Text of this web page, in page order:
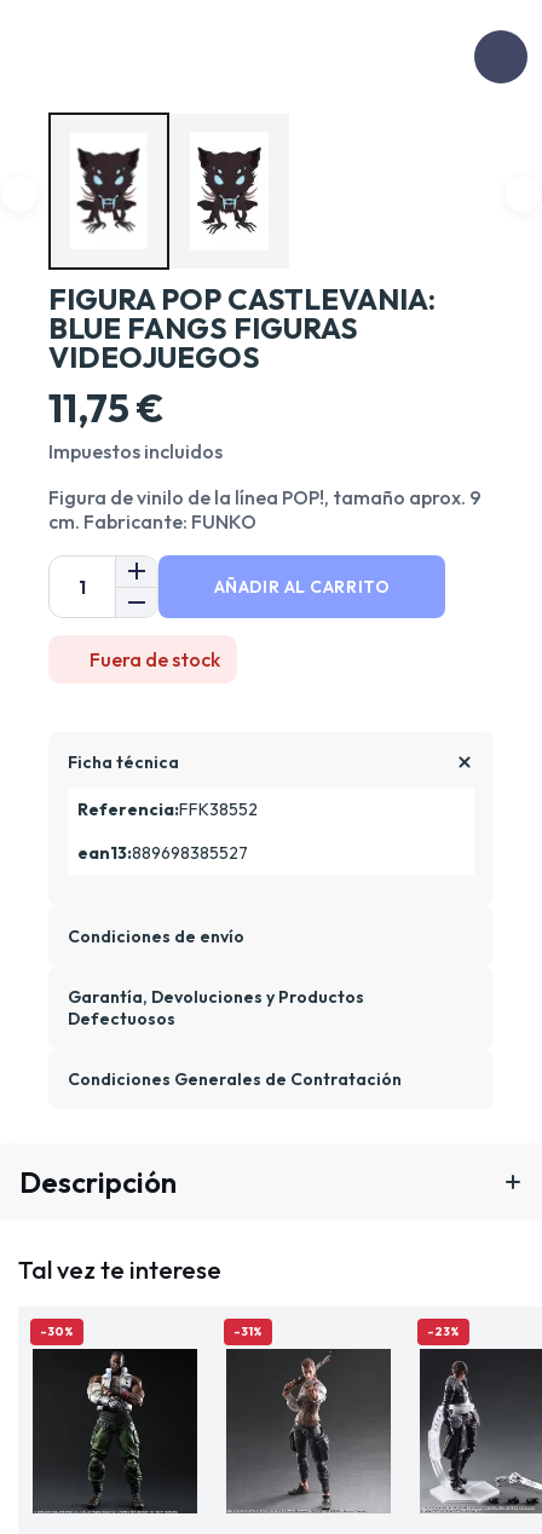
FIGURA POP CASTLEVANIA:
BLUE FANGS FIGURAS
VIDEOJUEGOS
11,75 €
Impuestos incluidos
Figura de vinilo de la línea POP!, tamaño aprox. 9
cm. Fabricante: FUNKO
AÑADIR AL CARRITO
Fuera de stock
Ficha técnica
Referencia:FFK38552
ean13:889698385527
Condiciones de envío
Garantía, Devoluciones y Productos
Defectuosos
Condiciones Generales de Contratación
Descripción
Tal vez te interese
-30% -31% -23%